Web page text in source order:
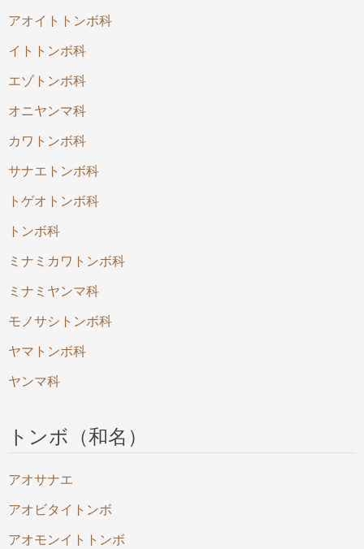
アオイトトンボ科
イトトンボ科
エゾトンボ科
オニヤンマ科
カワトンボ科
サナエトンボ科
トゲオトンボ科
トンボ科
ミナミカワトンボ科
ミナミヤンマ科
モノサシトンボ科
ヤマトンボ科
ヤンマ科
トンボ（和名）
アオサナエ
アオビタイトンボ
アオモンイトトンボ